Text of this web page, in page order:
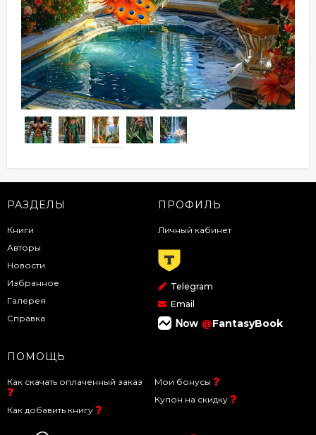
РАЗДЕЛЫ
Книги
Авторы
Новости
Избранное
Галерея
Справка
ПРОФИЛЬ
Личный кабинет
Telegram
Email
@FantasyBook
ПОМОЩЬ
Как скачать оплаченный заказ
Как добавить книгу
Мои бонусы
Купон на скидку